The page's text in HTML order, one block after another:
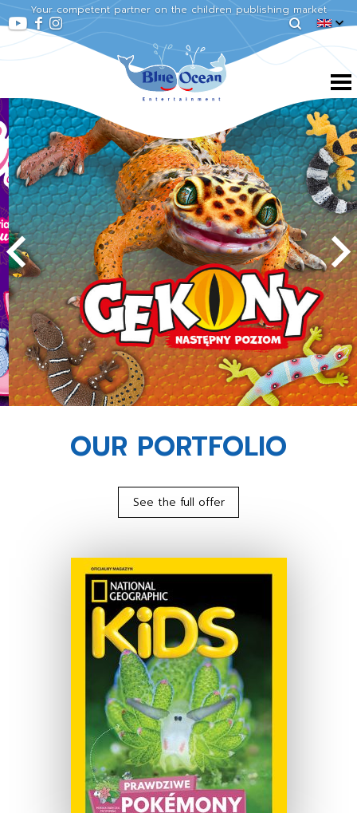
Your competent partner on the children publishing market
OUR PORTFOLIO
See the full offer